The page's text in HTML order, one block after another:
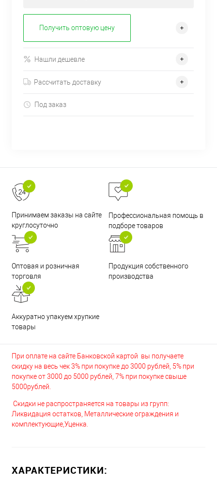
Получить оптовую цену
Нашли дешевле
Рассчитать доставку
Под заказ
Принимаем заказы на сайте
круглосуточно
Профессиональная помощь в
подборе товаров
Оптовая и розничная
торговля
Продукция собственного
производства
Аккуратно упакуем хрупкие
товары
При оплате на сайте Банковской картой вы получаете
скидку на весь чек 3% при покупке до 3000 рублей, 5% при
покупке от 3000 до 5000 рублей, 7% при покупке свыше
5000рублей.
Скидки не распространяется на товары из групп:
Ликвидация остатков, Металлические ограждения и
комплектующие,Уценка.
ХАРАКТЕРИСТИКИ: